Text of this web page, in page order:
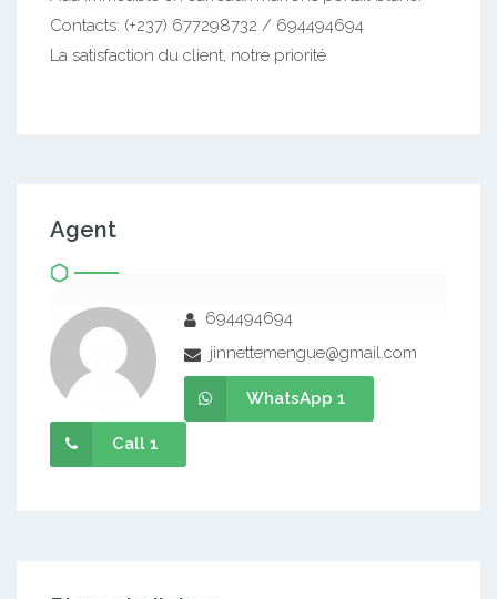
Contacts: (+237) 677298732 / 694494694
La satisfaction du client, notre priorité
Agent
694494694
jinnettemengue@gmail.com
WhatsApp 1
Call 1